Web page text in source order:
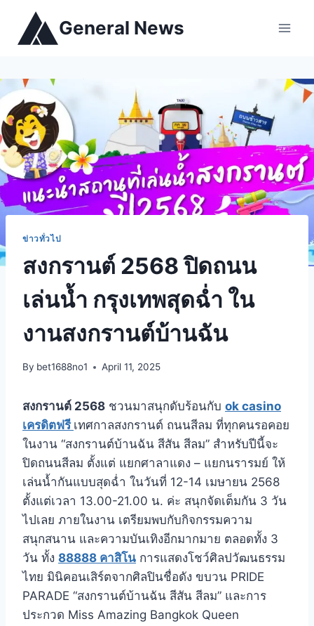
General News
ข่าวทั่วไป
สงกรานต์ 2568 ปิดถนน
เล่นน้ำ กรุงเทพสุดฉ่ำ ใน
งานสงกรานต์บ้านฉัน
By bet1688no1 April 11, 2025
สงกรานต์ 2568 ชวนมาสนุกดับร้อนกับ ok casino
เครดิตฟรี เทศกาลสงกรานต์ ถนนสีลม ที่ทุกคนรอคอย
ในงาน “สงกรานต์บ้านฉัน สีสัน สีลม” สำหรับปีนี้จะ
ปิดถนนสีลม ตั้งแต่ แยกศาลาแดง – แยกนรารมย์ ให้
เล่นน้ำกันแบบสุดฉ่ำ ในวันที่ 12-14 เมษายน 2568
ตั้งแต่เวลา 13.00-21.00 น. ค่ะ สนุกจัดเต็มกัน 3 วัน
ไปเลย ภายในงาน เตรียมพบกับกิจกรรมความ
สนุกสนาน และความบันเทิงอีกมากมาย ตลอดทั้ง 3
วัน ทั้ง 88888 คาสิโน การแสดงโชว์ศิลปวัฒนธรรม
ไทย มินิคอนเสิร์ตจากศิลปินชื่อดัง ขบวน PRIDE
PARADE “สงกรานต์บ้านฉัน สีสัน สีลม” และการ
ประกวด Miss Amazing Bangkok Queen